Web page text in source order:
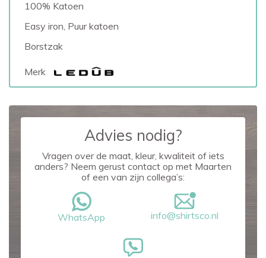
100% Katoen
Easy iron, Puur katoen
Borstzak
Merk
Advies nodig?
Vragen over de maat, kleur, kwaliteit of iets
anders? Neem gerust contact op met Maarten
of een van zijn collega’s:
WhatsApp info@shirtsco.nl